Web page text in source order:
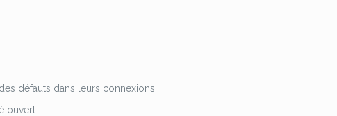
défauts dans leurs connexions.
ouvert.